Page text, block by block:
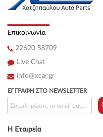
Επικοινωνία
22620 58709
Live Chat
info@xcar.gr
Η Εταιρεία
ΕΓΓΡΑΦΉ ΣΤΟ NEWSLETTER